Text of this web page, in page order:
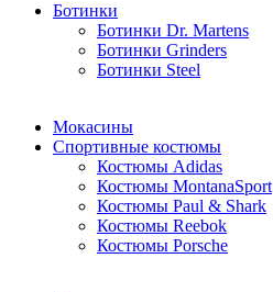
Ботинки
Ботинки Dr. Martens
Ботинки Grinders
Ботинки Steel
Мокасины
Спортивные костюмы
Костюмы Adidas
Костюмы MontanaSport
Костюмы Paul & Shark
Костюмы Reebok
Костюмы Porsche